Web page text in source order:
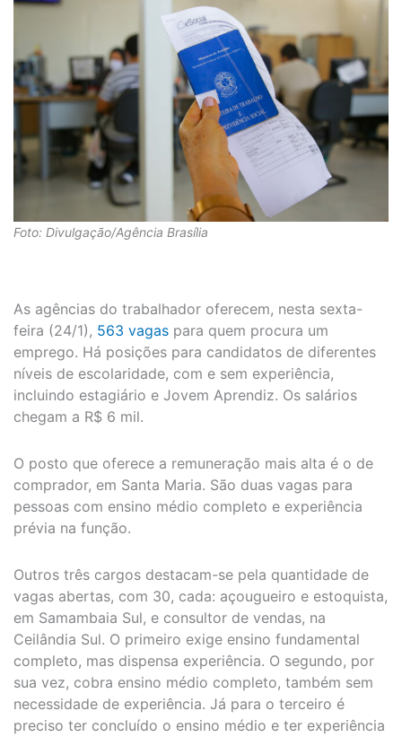
Foto: Divulgação/Agência Brasília
As agências do trabalhador oferecem, nesta sexta-
feira (24/1), 563 vagas para quem procura um
emprego. Há posições para candidatos de diferentes
níveis de escolaridade, com e sem experiência,
incluindo estagiário e Jovem Aprendiz. Os salários
chegam a R$ 6 mil.
O posto que oferece a remuneração mais alta é o de
comprador, em Santa Maria. São duas vagas para
pessoas com ensino médio completo e experiência
prévia na função.
Outros três cargos destacam-se pela quantidade de
vagas abertas, com 30, cada: açougueiro e estoquista,
em Samambaia Sul, e consultor de vendas, na
Ceilândia Sul. O primeiro exige ensino fundamental
completo, mas dispensa experiência. O segundo, por
sua vez, cobra ensino médio completo, também sem
necessidade de experiência. Já para o terceiro é
preciso ter concluído o ensino médio e ter experiência